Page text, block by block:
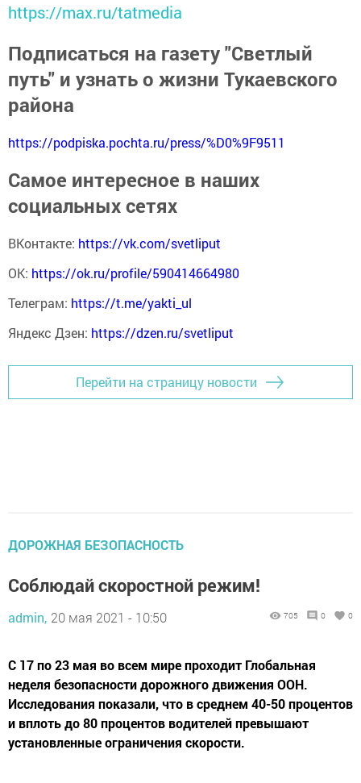
https://max.ru/tatmedia
Подписаться на газету "Светлый
путь" и узнать о жизни Тукаевского
района
https://podpiska.pochta.ru/press/%D0%9F9511
Самое интересное в наших
социальных сетях
ВКонтакте: https://vk.com/svetliput
ОК: https://ok.ru/profile/590414664980
Телеграм: https://t.me/yakti_ul
Яндекс Дзен: https://dzen.ru/svetliput
Перейти на страницу новости
ДОРОЖНАЯ БЕЗОПАСНОСТЬ
Соблюдай скоростной режим!
admin, 20 мая 2021 - 10:50 705 0 0
С 17 по 23 мая во всем мире проходит Глобальная
неделя безопасности дорожного движения ООН.
Исследования показали, что в среднем 40-50 процентов
и вплоть до 80 процентов водителей превышают
установленные ограничения скорости.